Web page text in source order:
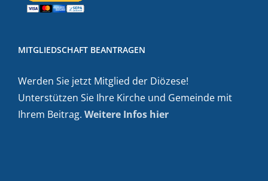
MITGLIEDSCHAFT BEANTRAGEN
Werden Sie jetzt Mitglied der Diözese!
Unterstützen Sie Ihre Kirche und Gemeinde mit
Ihrem Beitrag. Weitere Infos hier